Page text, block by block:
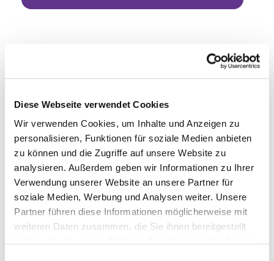
Diese Webseite verwendet Cookies
Wir verwenden Cookies, um Inhalte und Anzeigen zu
personalisieren, Funktionen für soziale Medien anbieten
zu können und die Zugriffe auf unsere Website zu
analysieren. Außerdem geben wir Informationen zu Ihrer
Verwendung unserer Website an unsere Partner für
soziale Medien, Werbung und Analysen weiter. Unsere
Partner führen diese Informationen möglicherweise mit
weiteren Daten zusammen, die Sie ihnen bereitgestellt